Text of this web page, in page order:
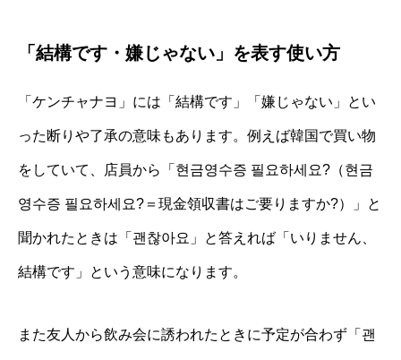
「結構です・嫌じゃない」を表す使い方
「ケンチャナヨ」には「結構です」「嫌じゃない」とい
った断りや了承の意味もあります。例えば韓国で買い物
をしていて、店員から「현금영수증 필요하세요?（현금
영수증 필요하세요?＝現金領収書はご要りますか?）」と
聞かれたときは「괜찮아요」と答えれば「いりません、
結構です」という意味になります。
また友人から飲み会に誘われたときに予定が合わず「괜